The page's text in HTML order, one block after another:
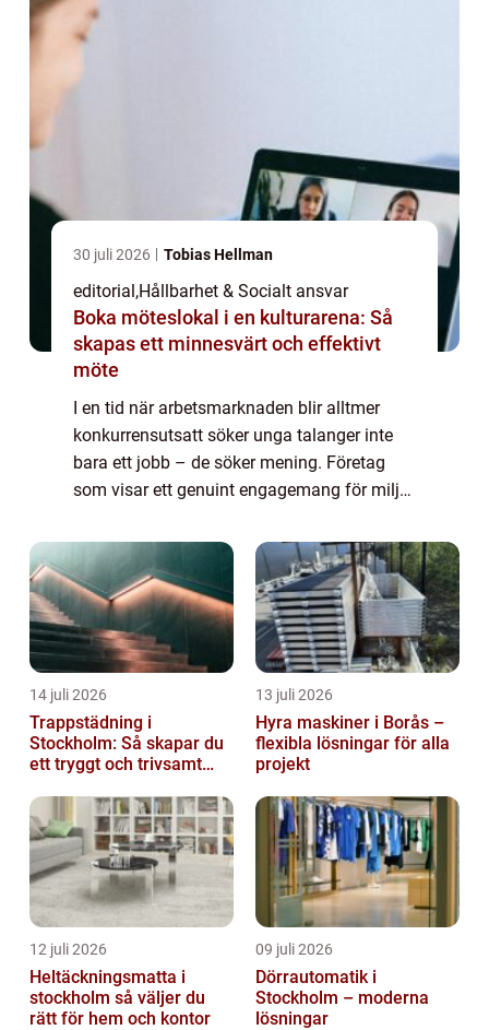
30 juli 2026 Tobias Hellman
editorial,Hållbarhet & Socialt ansvar
Boka möteslokal i en kulturarena: Så
skapas ett minnesvärt och effektivt
möte
I en tid när arbetsmarknaden blir alltmer
konkurrensutsatt söker unga talanger inte
bara ett jobb – de söker mening. Företag
som visar ett genuint engagemang för miljö,
14 juli 2026
Trappstädning i
Stockholm: Så skapar du
ett tryggt och trivsamt
13 juli 2026
Hyra maskiner i Borås –
flexibla lösningar för alla
projekt
12 juli 2026
Heltäckningsmatta i
stockholm så väljer du
rätt för hem och kontor
09 juli 2026
Dörrautomatik i
Stockholm – moderna
lösningar